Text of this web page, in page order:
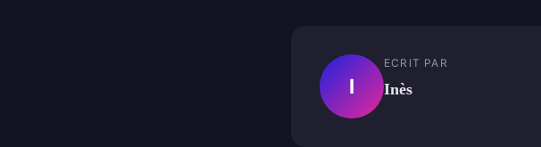
I
ECRIT PAR
Inès